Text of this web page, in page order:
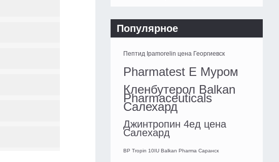
Популярное
Пептид Ipamorelin цена Георгиевск
Pharmatest E Муром
Кленбутерол Balkan
Pharmaceuticals
Салехард
Джинтропин 4ед цена
Салехард
BP Tropin 10IU Balkan Pharma Саранск